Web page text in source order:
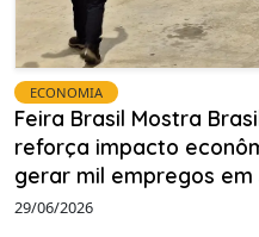
ECONOMIA
Feira Brasil Mostra
reforça impacto
gerar mil empregos em
29/06/2026